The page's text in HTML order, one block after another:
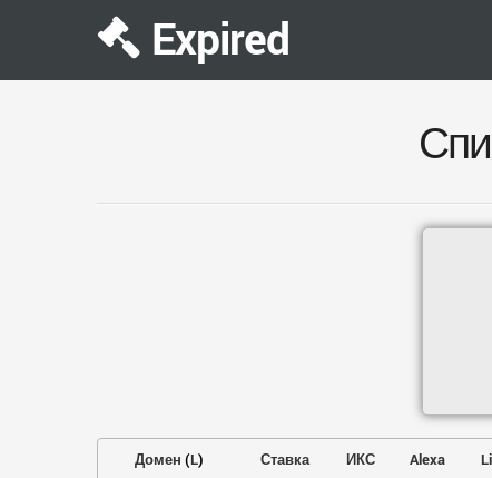
Expired
Домен (L) Ставка ИКС Alexa